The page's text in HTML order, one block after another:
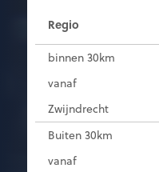
Regio
binnen 30km
vanaf
Zwijndrecht
Buiten 30km
vanaf